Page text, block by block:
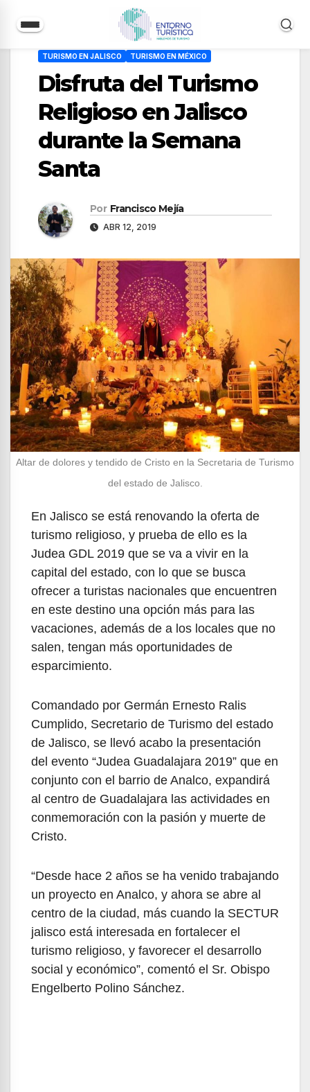
contenido
TURISMO EN JALISCO TURISMO EN MÉXICO
Disfruta del Turismo
Religioso en Jalisco
durante la Semana
Santa
Por Francisco Mejía
ABR 12, 2019
Altar de dolores y tendido de Cristo en la Secretaria de Turismo
del estado de Jalisco.
En Jalisco se está renovando la oferta de
turismo religioso, y prueba de ello es la
Judea GDL 2019 que se va a vivir en la
capital del estado, con lo que se busca
ofrecer a turistas nacionales que encuentren
en este destino una opción más para las
vacaciones, además de a los locales que no
salen, tengan más oportunidades de
esparcimiento.
Comandado por Germán Ernesto Ralis
Cumplido, Secretario de Turismo del estado
de Jalisco, se llevó acabo la presentación
del evento “Judea Guadalajara 2019” que en
conjunto con el barrio de Analco, expandirá
al centro de Guadalajara las actividades en
conmemoración con la pasión y muerte de
Cristo.
“Desde hace 2 años se ha venido trabajando
un proyecto en Analco, y ahora se abre al
centro de la ciudad, más cuando la SECTUR
jalisco está interesada en fortalecer el
turismo religioso, y favorecer el desarrollo
social y económico”, comentó el Sr. Obispo
Engelberto Polino Sánchez.